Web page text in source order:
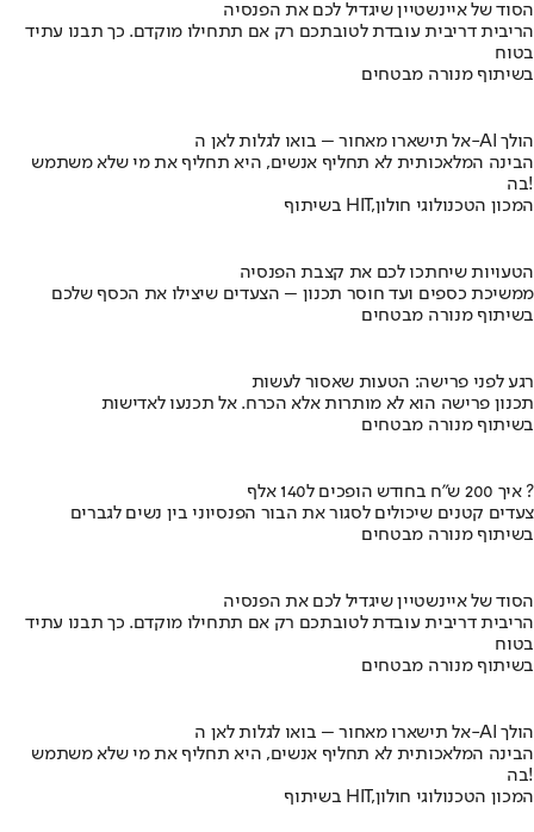
הסוד של איינשטיין שיגדיל לכם את הפנסיה
הריבית דריבית עובדת לטובתכם רק אם תתחילו מוקדם. כך תבנו עתיד
בטוח
בשיתוף מנורה מבטחים
אל תישארו מאחור – בואו לגלות לאן ה-AI הולך
הבינה המלאכותית לא תחליף אנשים, היא תחליף את מי שלא משתמש
בה!
בשיתוף HIT,המכון הטכנולוגי חולון
הטעויות שיחתכו לכם את קצבת הפנסיה
ממשיכת כספים ועד חוסר תכנון – הצעדים שיצילו את הכסף שלכם
בשיתוף מנורה מבטחים
רגע לפני פרישה: הטעות שאסור לעשות
תכנון פרישה הוא לא מותרות אלא הכרח. אל תכנעו לאדישות
בשיתוף מנורה מבטחים
איך 200 ש"ח בחודש הופכים ל140 אלף ?
צעדים קטנים שיכולים לסגור את הבור הפנסיוני בין נשים לגברים
בשיתוף מנורה מבטחים
הסוד של איינשטיין שיגדיל לכם את הפנסיה
הריבית דריבית עובדת לטובתכם רק אם תתחילו מוקדם. כך תבנו עתיד
בטוח
בשיתוף מנורה מבטחים
אל תישארו מאחור – בואו לגלות לאן ה-AI הולך
הבינה המלאכותית לא תחליף אנשים, היא תחליף את מי שלא משתמש
בה!
בשיתוף HIT,המכון הטכנולוגי חולון